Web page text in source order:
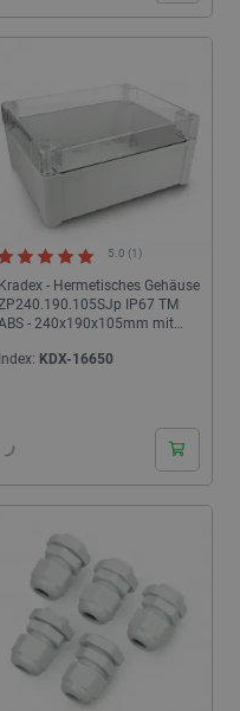
Kradex - Hermetisches Gehäuse
IP67 TM
- 240x190x105mm mit
transparent
5.0 (1)
Index: KDX-16650